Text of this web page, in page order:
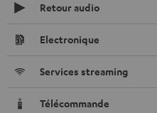
Retour audio
Electronique
Services streaming
Télécommande